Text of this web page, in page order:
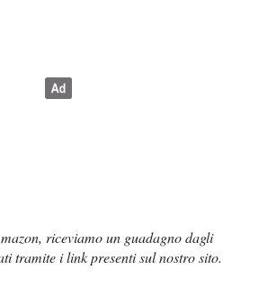
riceviamo un guadagno dagli
tramite i link presenti sul nostro sito.